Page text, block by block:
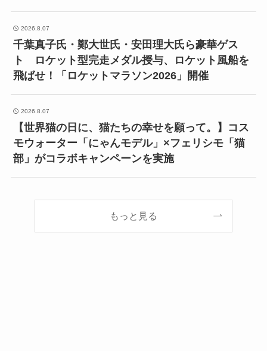
2026.8.07
千葉真子氏・鄭大世氏・安田理大氏ら豪華ゲス
ト ロケット型完走メダル授与、ロケット風船を
飛ばせ！「ロケットマラソン2026」開催
2026.8.07
【世界猫の日に、猫たちの幸せを願って。】コス
モウォーター「にゃんモデル」×フェリシモ「猫
部」がコラボキャンペーンを実施
もっと見る